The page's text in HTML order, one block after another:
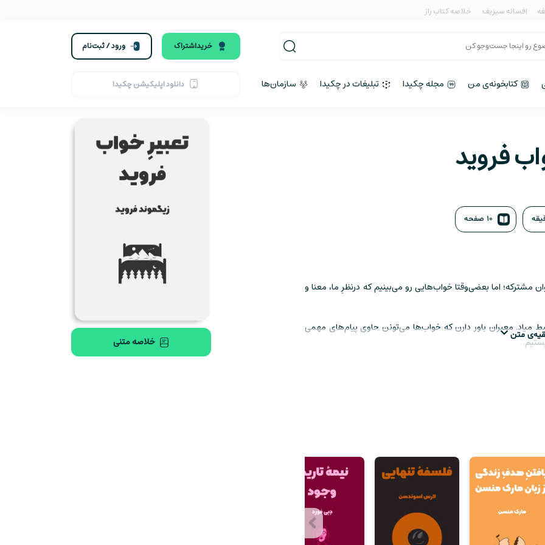
افسانه سیزیف خلاصه کتاب راز
خرید‌اشتراک ورود / ثبت‌نام
کتابخونه‌ی من مجله چکیدا تبلیغات در چکیدا سازمان‌ها دانلود اپلیکیشن چکیدا
فروید
۱۰ صفحه
اما بعضی‌وقتا خواب‌هایی رو می‌بینیم که درنظرِ ما، معنا و
معبران باور دارن که خواب‌ها می‌تونن حاوی پیام‌های مهمی
و امیدواری‌های زندگی خودش میره و اون‌ها رو در دنیای خواب
کتاب به‌دلیل حفاظت از حریم شخصی، هرگز چاپ نشد؛ چون‌که
در دنیای خواب می‌بینیم، انعکاسی از زندگی واقعی ما هست. فروید
متن خلاصه متنی